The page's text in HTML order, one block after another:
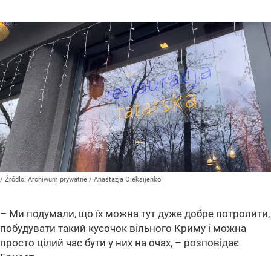
/ Źródło: Archiwum prywatne / Anastazja Oleksijenko
– Ми подумали, що їх можна тут дуже добре потролити,
побудувати такий кусочок вільного Криму і можна
просто цілий час бути у них на очах, – розповідає